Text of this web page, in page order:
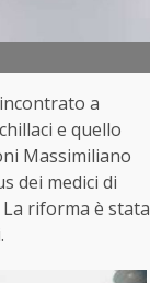
a
e quello
Massimiliano
dei medici di
La riforma è stata